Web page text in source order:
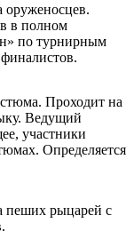
оруженосцев.
в полном
по турнирным
Проходит на
Ведущий
участники
Определяется
пеших рыцарей с